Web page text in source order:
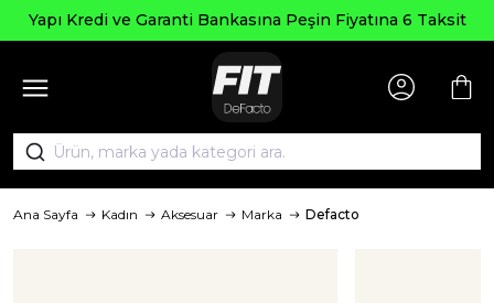
Yapı Kredi ve Garanti Bankasına Peşin Fiyatına 6 Taksit
Ana Sayfa Kadın Aksesuar Marka Defacto